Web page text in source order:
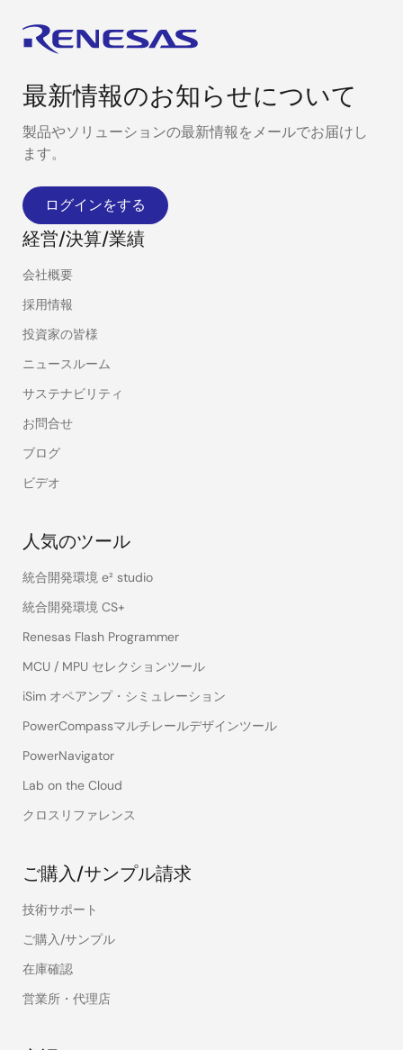
最新情報のお知らせについて
製品やソリューションの最新情報をメールでお届けし
ます。
ログインをする
経営/決算/業績
会社概要
採用情報
投資家の皆様
ニュースルーム
サステナビリティ
お問合せ
ブログ
ビデオ
人気のツール
統合開発環境 e² studio
統合開発環境 CS+
Renesas Flash Programmer
MCU / MPU セレクションツール
iSim オペアンプ・シミュレーション
PowerCompassマルチレールデザインツール
PowerNavigator
Lab on the Cloud
クロスリファレンス
ご購入/サンプル請求
技術サポート
ご購入/サンプル
在庫確認
営業所・代理店